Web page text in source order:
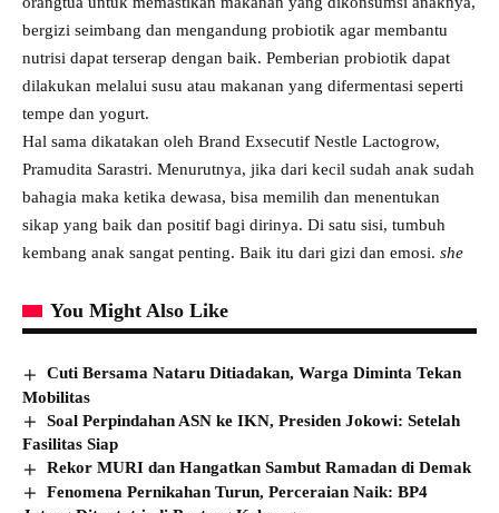
bergizi seimbang dan mengandung probiotik agar membantu
nutrisi dapat terserap dengan baik. Pemberian probiotik dapat
dilakukan melalui susu atau makanan yang difermentasi seperti
tempe dan yogurt.
Hal sama dikatakan oleh Brand Exsecutif Nestle Lactogrow,
Pramudita Sarastri. Menurutnya, jika dari kecil sudah anak sudah
bahagia maka ketika dewasa, bisa memilih dan menentukan
sikap yang baik dan positif bagi dirinya. Di satu sisi, tumbuh
kembang anak sangat penting. Baik itu dari gizi dan emosi. she
You Might Also Like
Cuti Bersama Nataru Ditiadakan, Warga Diminta Tekan
Mobilitas
Soal Perpindahan ASN ke IKN, Presiden Jokowi: Setelah
Fasilitas Siap
Rekor MURI dan Hangatkan Sambut Ramadan di Demak
Fenomena Pernikahan Turun, Perceraian Naik: BP4